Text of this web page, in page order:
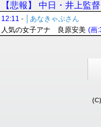
【悲報】 中日・井上監
12:11 -
│あなきゃぷさん
人気の女子アナ 良原安美 (画